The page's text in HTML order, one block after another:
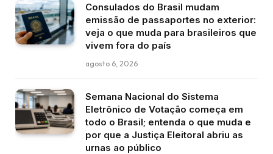
Consulados do Brasil mudam
emissão de passaportes no exterior:
veja o que muda para brasileiros que
vivem fora do país
agosto 6, 2026
Semana Nacional do Sistema
Eletrônico de Votação começa em
todo o Brasil; entenda o que muda e
por que a Justiça Eleitoral abriu as
urnas ao público